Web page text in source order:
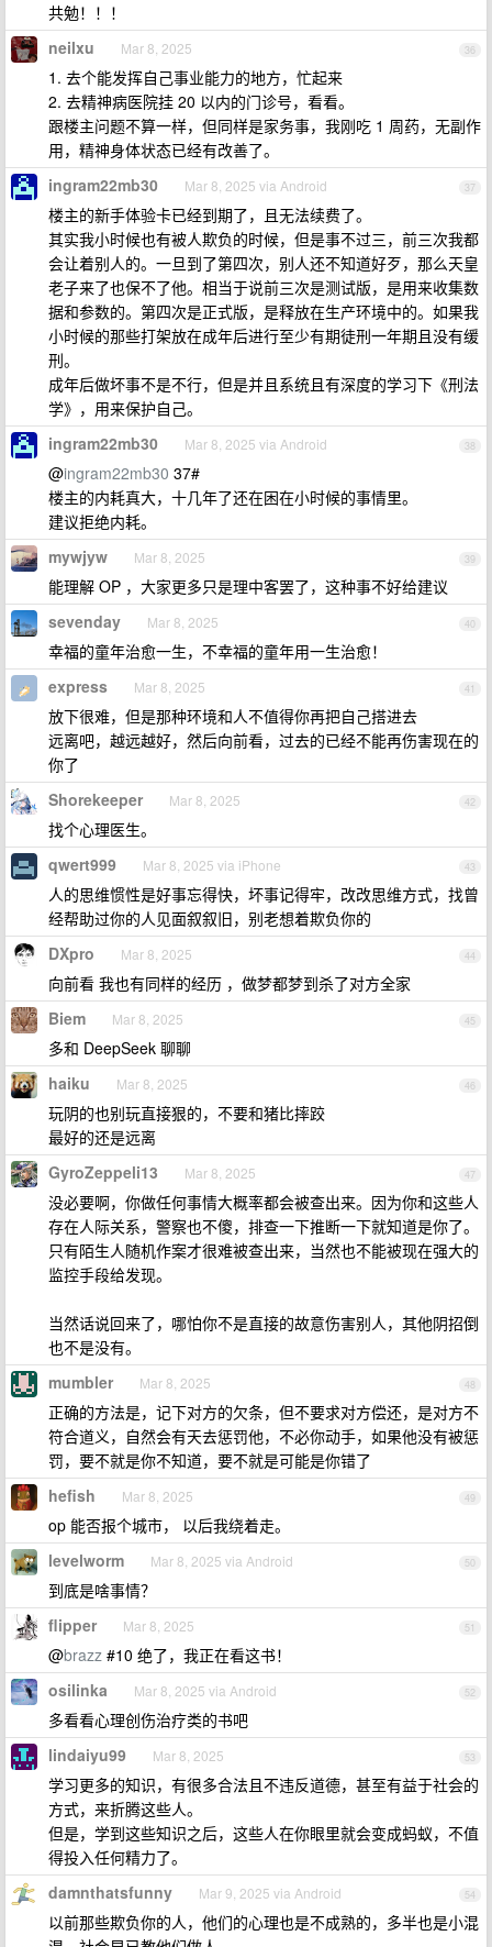
共勉！！！
36
neilxu Mar 8, 2025
1. 去个能发挥自己事业能力的地方，忙起来
2. 去精神病医院挂 20 以内的门诊号，看看。
跟楼主问题不算一样，但同样是家务事，我刚吃 1 周药，无副作
用，精神身体状态已经有改善了。
37
ingram22mb30 Mar 8, 2025 via Android
楼主的新手体验卡已经到期了，且无法续费了。
其实我小时候也有被人欺负的时候，但是事不过三，前三次我都
会让着别人的。一旦到了第四次，别人还不知道好歹，那么天皇
老子来了也保不了他。相当于说前三次是测试版，是用来收集数
据和参数的。第四次是正式版，是释放在生产环境中的。如果我
小时候的那些打架放在成年后进行至少有期徒刑一年期且没有缓
刑。
成年后做坏事不是不行，但是并且系统且有深度的学习下《刑法
学》，用来保护自己。
38
ingram22mb30 Mar 8, 2025 via Android
@ingram22mb30 37#
楼主的内耗真大，十几年了还在困在小时候的事情里。
建议拒绝内耗。
39
mywjyw Mar 8, 2025
能理解 OP ，大家更多只是理中客罢了，这种事不好给建议
40
sevenday Mar 8, 2025
幸福的童年治愈一生，不幸福的童年用一生治愈！
41
express Mar 8, 2025
放下很难，但是那种环境和人不值得你再把自己搭进去
远离吧，越远越好，然后向前看，过去的已经不能再伤害现在的
你了
42
Shorekeeper Mar 8, 2025
找个心理医生。
43
qwert999 Mar 8, 2025 via iPhone
人的思维惯性是好事忘得快，坏事记得牢，改改思维方式，找曾
经帮助过你的人见面叙叙旧，别老想着欺负你的
44
DXpro Mar 8, 2025
向前看 我也有同样的经历 ，做梦都梦到杀了对方全家
45
Biem Mar 8, 2025
多和 DeepSeek 聊聊
46
haiku Mar 8, 2025
玩阴的也别玩直接狠的，不要和猪比摔跤
最好的还是远离
47
GyroZeppeli13 Mar 8, 2025
没必要啊，你做任何事情大概率都会被查出来。因为你和这些人
存在人际关系，警察也不傻，排查一下推断一下就知道是你了。
只有陌生人随机作案才很难被查出来，当然也不能被现在强大的
监控手段给发现。
当然话说回来了，哪怕你不是直接的故意伤害别人，其他阴招倒
也不是没有。
48
mumbler Mar 8, 2025
正确的方法是，记下对方的欠条，但不要求对方偿还，是对方不
符合道义，自然会有天去惩罚他，不必你动手，如果他没有被惩
罚，要不就是你不知道，要不就是可能是你错了
49
hefish Mar 8, 2025
op 能否报个城市， 以后我绕着走。
50
levelworm Mar 8, 2025 via Android
到底是啥事情？
51
flipper Mar 8, 2025
@brazz #10 绝了，我正在看这书！
52
osilinka Mar 8, 2025 via Android
多看看心理创伤治疗类的书吧
53
lindaiyu99 Mar 8, 2025
学习更多的知识，有很多合法且不违反道德，甚至有益于社会的
方式，来折腾这些人。
但是，学到这些知识之后，这些人在你眼里就会变成蚂蚁，不值
得投入任何精力了。
54
damnthatsfunny Mar 9, 2025 via Android
以前那些欺负你的人，他们的心理也是不成熟的，多半也是小混